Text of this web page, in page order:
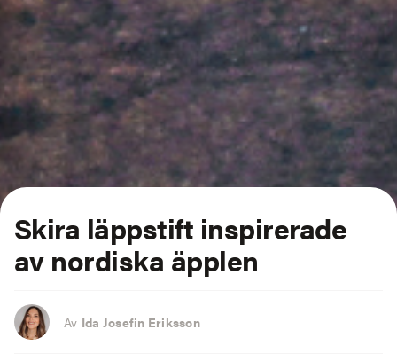
Skira läppstift inspirerade
av nordiska äpplen
Av Ida Josefin Eriksson